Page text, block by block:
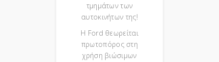
τμημάτων των
αυτοκινήτων της!
Η Ford θεωρείται
πρωτοπόρος στη
χρήση βιώσιμων